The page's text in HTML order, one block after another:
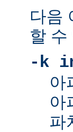
다음
할 수
-k
아
아
파